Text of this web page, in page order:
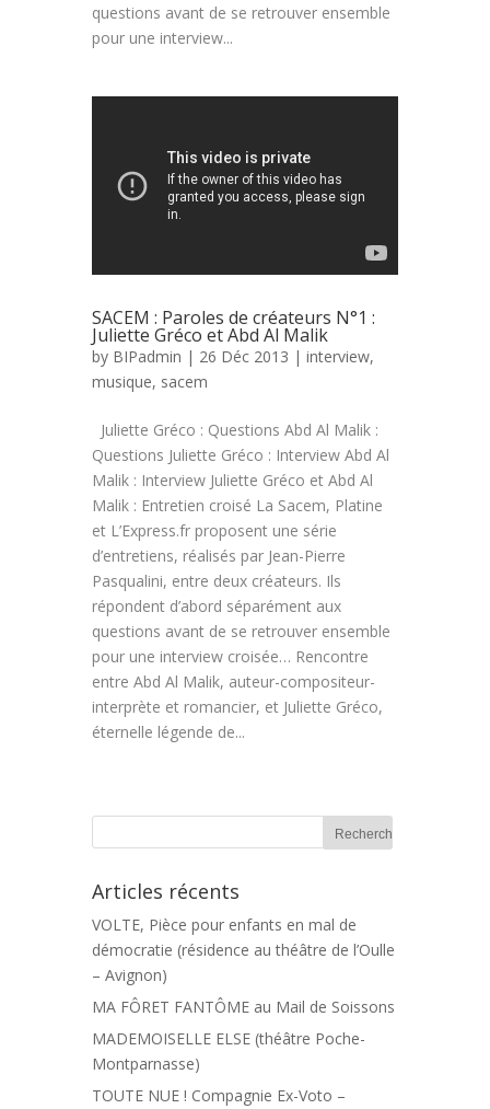
questions avant de se retrouver ensemble
pour une interview...
SACEM : Paroles de créateurs N°1 :
Juliette Gréco et Abd Al Malik
by BIPadmin | 26 Déc 2013 | interview,
musique, sacem
Juliette Gréco : Questions Abd Al Malik :
Questions Juliette Gréco : Interview Abd Al
Malik : Interview Juliette Gréco et Abd Al
Malik : Entretien croisé La Sacem, Platine
et L’Express.fr proposent une série
d’entretiens, réalisés par Jean-Pierre
Pasqualini, entre deux créateurs. Ils
répondent d’abord séparément aux
questions avant de se retrouver ensemble
pour une interview croisée… Rencontre
entre Abd Al Malik, auteur-compositeur-
interprète et romancier, et Juliette Gréco,
éternelle légende de...
Articles récents
VOLTE, Pièce pour enfants en mal de
démocratie (résidence au théâtre de l’Oulle
– Avignon)
MA FÔRET FANTÔME au Mail de Soissons
MADEMOISELLE ELSE (théâtre Poche-
Montparnasse)
TOUTE NUE ! Compagnie Ex-Voto –